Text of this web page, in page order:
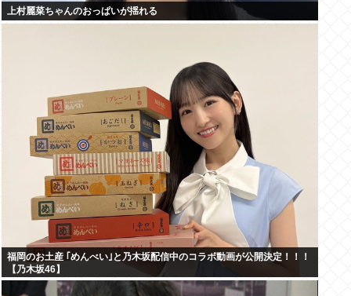
上村麗菜ちゃんのおっぱいが揺れる
福岡のお土産 ｢めんべい｣と乃木坂配信中のコラボ動画が公開決定！！！
【乃木坂46】